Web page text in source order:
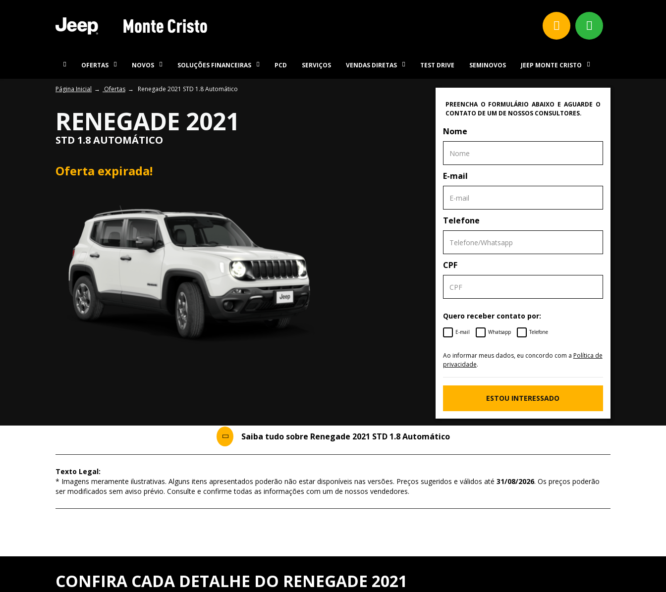
OFERTAS NOVOS SOLUÇÕES FINANCEIRAS PCD SERVIÇOS VENDAS DIRETAS TEST DRIVE SEMINOVOS JEEP MONTE CRISTO
Página Inicial Ofertas Renegade 2021 STD 1.8 Automático
RENEGADE 2021
STD 1.8 AUTOMÁTICO
Oferta expirada!
PREENCHA O FORMULÁRIO ABAIXO E AGUARDE O
CONTATO DE UM DE NOSSOS CONSULTORES.
Nome
E-mail
Telefone
CPF
Quero receber contato por:
E-mail Whatsapp Telefone
Ao informar meus dados, eu concordo com a Política de
privacidade.
ESTOU INTERESSADO
Saiba tudo sobre Renegade 2021 STD 1.8 Automático
Texto Legal:
* Imagens meramente ilustrativas. Alguns itens apresentados poderão não estar disponíveis nas versões. Preços sugeridos e válidos até 31/08/2026. Os preços poderão
ser modificados sem aviso prévio. Consulte e confirme todas as informações com um de nossos vendedores.
CONFIRA CADA DETALHE DO RENEGADE 2021